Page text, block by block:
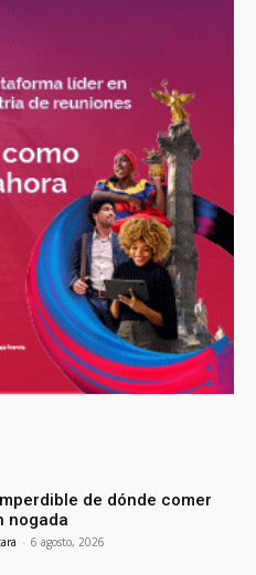
de dónde comer
nogada
- 6 agosto, 2026